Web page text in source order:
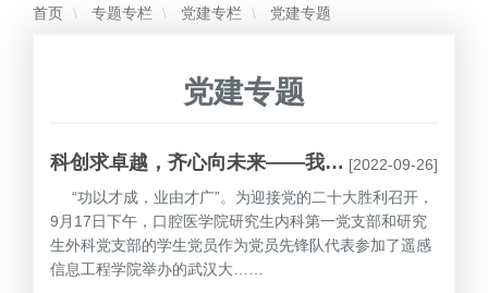
首页 专题专栏 党建专栏 党建专题
党建专题
[2022-09-26]
科创求卓越，齐心向未来——我院学生党员先锋队参观武汉大学“喜迎二十大”科技成果展
“功以才成，业由才广”。为迎接党的二十大胜利召开，
9月17日下午，口腔医学院研究生内科第一党支部和研究
生外科党支部的学生党员作为党员先锋队代表参加了遥感
信息工程学院举办的武汉大……